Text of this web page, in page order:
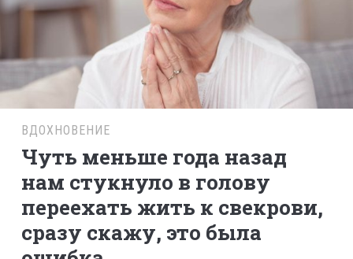
ВДОХНОВЕНИЕ
Чуть меньше года назад
нам стукнуло в голову
переехать жить к свекрови,
сразу скажу, это была